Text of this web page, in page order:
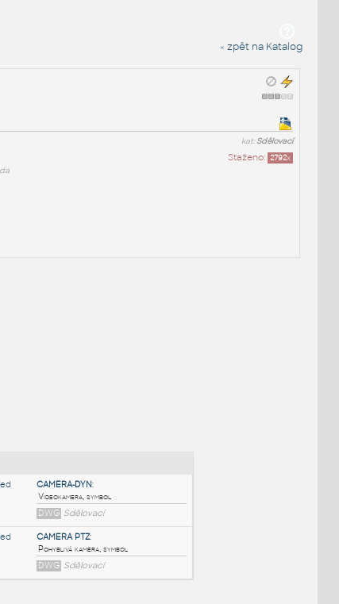
« zpět na Katalog
kat:Sdělovací
Staženo: 2792x